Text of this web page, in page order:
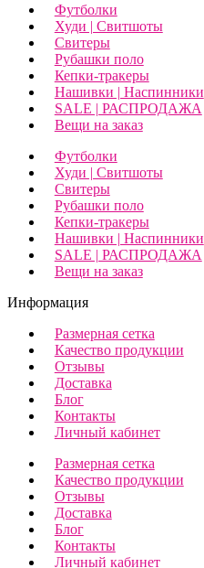
Футболки
Худи | Свитшоты
Свитеры
Рубашки поло
Кепки-тракеры
Нашивки | Наспинники
SALE | РАСПРОДАЖА
Вещи на заказ
Футболки
Худи | Свитшоты
Свитеры
Рубашки поло
Кепки-тракеры
Нашивки | Наспинники
SALE | РАСПРОДАЖА
Вещи на заказ
Информация
Размерная сетка
Качество продукции
Отзывы
Доставка
Блог
Контакты
Личный кабинет
Размерная сетка
Качество продукции
Отзывы
Доставка
Блог
Контакты
Личный кабинет